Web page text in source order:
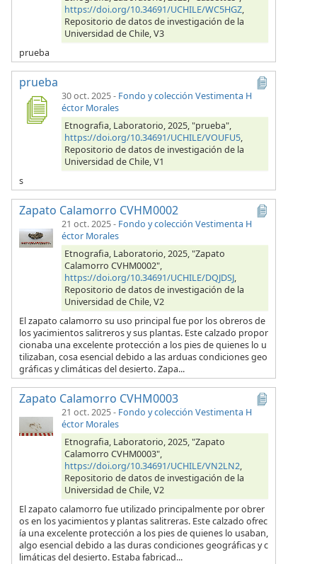
https://doi.org/10.34691/UCHILE/WC5HGZ,
Repositorio de datos de investigación de la
Universidad de Chile, V3
prueba
prueba
30 oct. 2025- Fondo y colección Vestimenta H
éctor Morales
Etnografia, Laboratorio, 2025, "prueba",
https://doi.org/10.34691/UCHILE/VOUFU5,
Repositorio de datos de investigación de la
Universidad de Chile, V1
s
Zapato Calamorro CVHM0002
21 oct. 2025- Fondo y colección Vestimenta H
éctor Morales
Etnografia, Laboratorio, 2025, "Zapato
Calamorro CVHM0002",
https://doi.org/10.34691/UCHILE/DQJDSJ,
Repositorio de datos de investigación de la
Universidad de Chile, V2
El zapato calamorro su uso principal fue por los obreros de
los yacimientos salitreros y sus plantas. Este calzado propor
cionaba una excelente protección a los pies de quienes lo u
tilizaban, cosa esencial debido a las arduas condiciones geo
gráficas y climáticas del desierto. Zapa...
Zapato Calamorro CVHM0003
21 oct. 2025- Fondo y colección Vestimenta H
éctor Morales
Etnografia, Laboratorio, 2025, "Zapato
Calamorro CVHM0003",
https://doi.org/10.34691/UCHILE/VN2LN2,
Repositorio de datos de investigación de la
Universidad de Chile, V2
El zapato calamorro fue utilizado principalmente por obrer
os en los yacimientos y plantas salitreras. Este calzado ofrec
ía una excelente protección a los pies de quienes lo usaban,
algo esencial debido a las duras condiciones geográficas y c
limáticas del desierto. Estaba fabricad...